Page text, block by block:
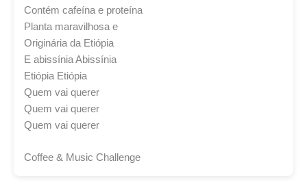
Contém cafeína e proteína
Planta maravilhosa e
Originária da Etiópia
E abissínia Abissínia
Etiópia Etiópia
Quem vai querer
Quem vai querer
Quem vai querer
Coffee & Music Challenge